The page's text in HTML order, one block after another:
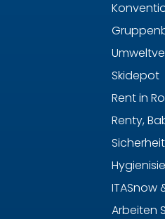
Skidepot
Rent in
Renty,
Sicherheit
ITASnow
Arbeiten